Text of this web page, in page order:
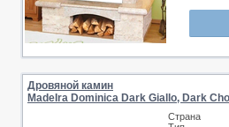
Дровяной камин
MadeIra Dominica Dark Giallo, Dark
Страна